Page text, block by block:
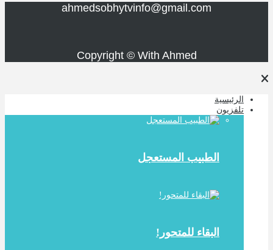
ahmedsobhytvinfo@gmail.com
Copyright © With Ahmed
الرئيسية
تلفزيون
الطبيب المستعجل
البقاء للمتحور!